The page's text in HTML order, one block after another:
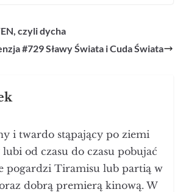
czyli dycha
#729 Sławy Świata i Cuda Świata
i twardo stąpający po ziemi
od czasu do czasu pobujać
pogardzi Tiramisu lub partią w
dobrą premierą kinową. W